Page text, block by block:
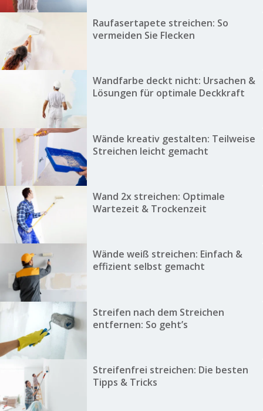
Raufasertapete streichen: So
vermeiden Sie Flecken
Wandfarbe deckt nicht: Ursachen &
Lösungen für optimale Deckkraft
Wände kreativ gestalten: Teilweise
Streichen leicht gemacht
Wand 2x streichen: Optimale
Wartezeit & Trockenzeit
Wände weiß streichen: Einfach &
effizient selbst gemacht
Streifen nach dem Streichen
entfernen: So geht’s
Streifenfrei streichen: Die besten
Tipps & Tricks